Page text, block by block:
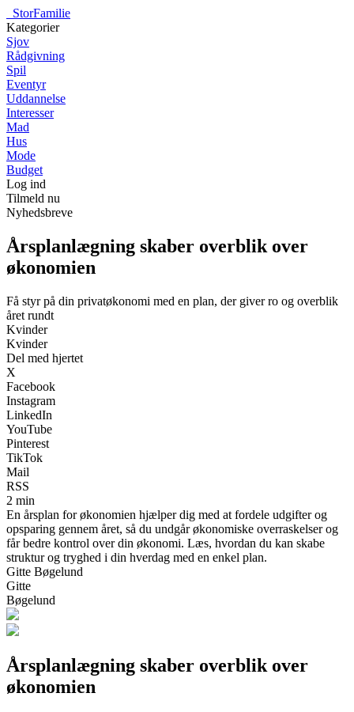
StorFamilie
Kategorier
Sjov
Rådgivning
Spil
Eventyr
Uddannelse
Interesser
Mad
Hus
Mode
Budget
Log ind
Tilmeld nu
Nyhedsbreve
Årsplanlægning skaber overblik over
økonomien
Få styr på din privatøkonomi med en plan, der giver ro og overblik
året rundt
Kvinder
Kvinder
Del med hjertet
X
Facebook
Instagram
LinkedIn
YouTube
Pinterest
TikTok
Mail
RSS
2 min
En årsplan for økonomien hjælper dig med at fordele udgifter og
opsparing gennem året, så du undgår økonomiske overraskelser og
får bedre kontrol over din økonomi. Læs, hvordan du kan skabe
struktur og tryghed i din hverdag med en enkel plan.
Gitte Bøgelund
Gitte
Bøgelund
Årsplanlægning skaber overblik over
økonomien